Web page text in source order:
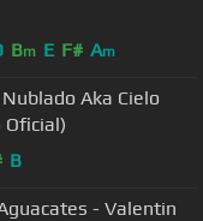
Bm E F# Am
Aka Cielo
Oficial)
B
- Valentin